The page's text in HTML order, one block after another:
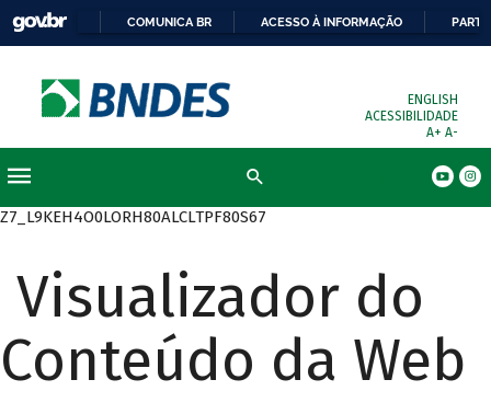
COMUNICA BR ACESSO À INFORMAÇÃO
ENGLISH
ACESSIBILIDADE
A+ A-
Z7_L9KEH4O0LORH80ALCLTPF80S67
Visualizador do
Conteúdo da Web